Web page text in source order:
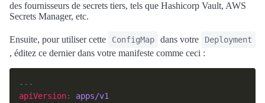
des fournisseurs de secrets tiers, tels que Hashicorp Vault, AWS
Secrets Manager, etc.
Ensuite, pour utiliser cette ConfigMap dans votre Deployment
, éditez ce dernier dans votre manifeste comme ceci :
apiVersion: apps/v1